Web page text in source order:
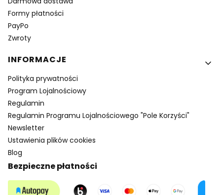
Formy płatności
PayPo
Zwroty
INFORMACJE
Polityka prywatności
Program Lojalnościowy
Regulamin
Regulamin Programu Lojalnościowego "Pole Korzyści"
Newsletter
Ustawienia plików cookies
Blog
Bezpieczne płatności